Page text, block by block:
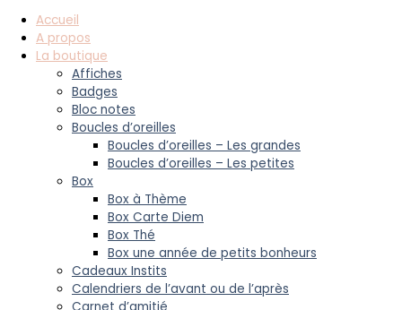
Accueil
A propos
La boutique
Affiches
Badges
Bloc notes
Boucles d’oreilles
Boucles d’oreilles – Les grandes
Boucles d’oreilles – Les petites
Box
Box à Thème
Box Carte Diem
Box Thé
Box une année de petits bonheurs
Cadeaux Instits
Calendriers de l’avant ou de l’après
Carnet d’amitié